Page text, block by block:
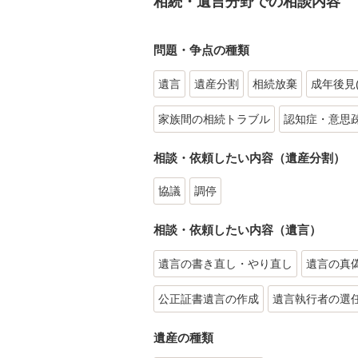
問題・争点の種類
遺言 遺産分割 相続放棄 成年後
家族間の相続トラブル 認知症・意思
相談・依頼したい内容（遺産分割）
協議 調停
相談・依頼したい内容（遺言）
遺言の書き直し・やり直し 遺言の真
公正証書遺言の作成 遺言執行者の選
遺産の種類